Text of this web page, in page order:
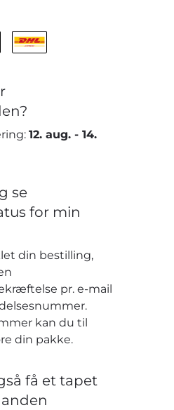
12. aug. -14.
se
for min
din bestilling,
pr. e-mail
kan du til
din pakke.
få et tapet